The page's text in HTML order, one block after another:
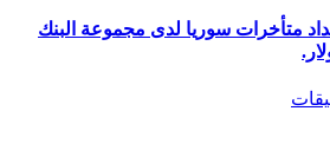
متأخرات سوريا لدى مجموعة البنك